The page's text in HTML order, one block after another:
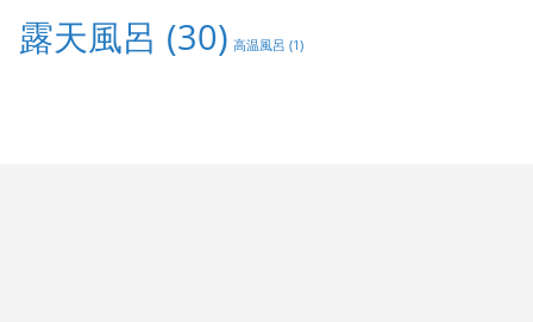
露天風呂 (30) 高温風呂 (1)